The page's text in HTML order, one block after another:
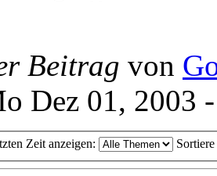
Beitrag von
Dez 01, 2003
Zeit anzeigen: